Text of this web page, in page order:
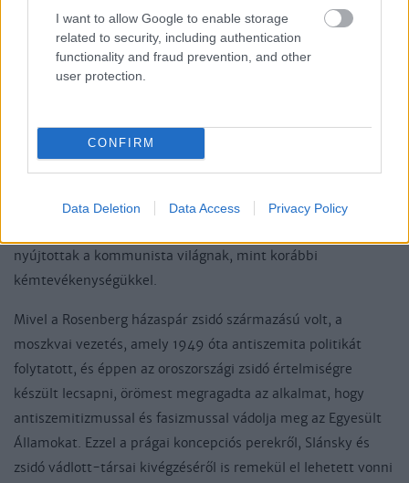
I want to allow Google to enable storage
related to security, including authentication
functionality and fraud prevention, and other
user protection.
CONFIRM
Data Deletion Data Access Privacy Policy
aránytalannak tűnik. Az FBI nem is kivégeztetni, hanem
vallomásra kényszeríteni szerette volna őket, s még a
villamosszék mellé is elhelyeztek egy telefont, hogy a halálra
ítéltek az utolsó percben meggondolhassák magukat, s
volna a halált. Valamennyi bűntársuk vallott, s ezért csak
börtönbüntetésre ítélték őket. Rosenbergék azonban még
tökéletesen ártatlannak nyilvánították magukat. A
nyújtottak a kommunista világnak, mint korábbi
kémtevékenységükkel.
Mivel a Rosenberg házaspár zsidó származású volt, a
moszkvai vezetés, amely 1949 óta antiszemita politikát
folytatott, és éppen az oroszországi zsidó értelmiségre
készült lecsapni, örömest megragadta az alkalmat, hogy
antiszemitizmussal és fasizmussal vádolja meg az Egyesült
Államokat. Ezzel a prágai koncepciós perekről, Slánsky és
zsidó vádlott-társai kivégzéséről is remekül el lehetett vonni